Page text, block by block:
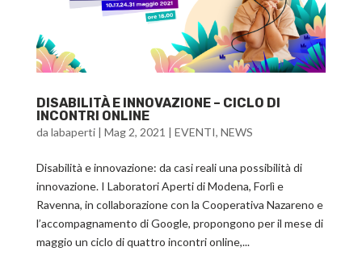
DISABILITÀ E INNOVAZIONE – CICLO DI
INCONTRI ONLINE
da labaperti| Mag 2, 2021 | EVENTI, NEWS
Disabilità e innovazione: da casi reali una possibilità di
innovazione. I Laboratori Aperti di Modena, Forlì e
Ravenna, in collaborazione con la Cooperativa Nazareno e
l’accompagnamento di Google, propongono per il mese di
maggio un ciclo di quattro incontri online,...